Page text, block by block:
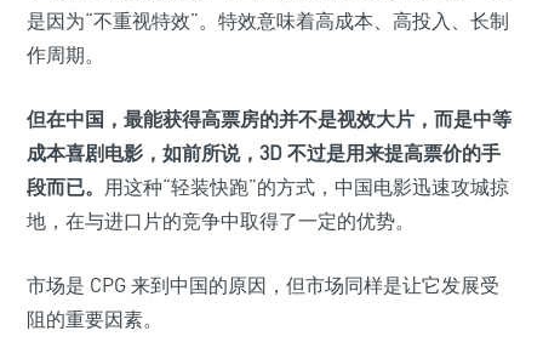
是因为“不重视特效”。特效意味着高成本、高投入、长制
作周期。
但在中国，最能获得高票房的并不是视效大片，而是中等
成本喜剧电影，如前所说，3D 不过是用来提高票价的手
段而已。 用这种“轻装快跑”的方式，中国电影迅速攻城掠
地，在与进口片的竞争中取得了一定的优势。
市场是 CPG 来到中国的原因，但市场同样是让它发展受
阻的重要因素。